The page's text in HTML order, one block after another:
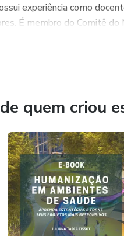
experiência como
É membro do Comitê
quem criou